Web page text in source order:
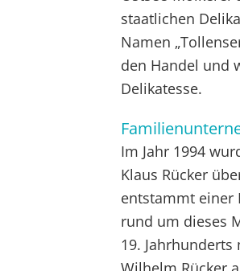
staatlichen
Namen
den Handel und
Delikatesse.
Im Jahr 1994
Klaus Rücker
entstammt einer
rund um dieses
19.